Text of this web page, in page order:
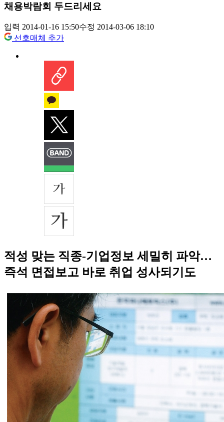
채용박람회 두드리세요
입력 2014-01-16 15:50수정 2014-03-06 18:10
선호매체 추가
적성 맞는 직종-기업정보 세밀히 파악…
즉석 면접보고 바로 취업 성사되기도